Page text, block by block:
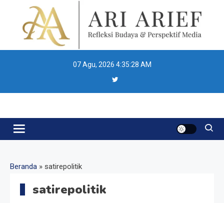
content
07 Agu, 2026 4:35:28 AM
Ari Arief
Beranda » satirepolitik
satirepolitik